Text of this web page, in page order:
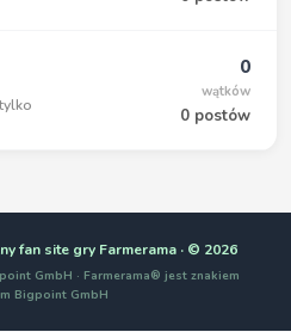
0
wątków
0 postów
fan site gry Farmerama · © 2026
GmbH · Farmerama® jest znakiem
Bigpoint GmbH